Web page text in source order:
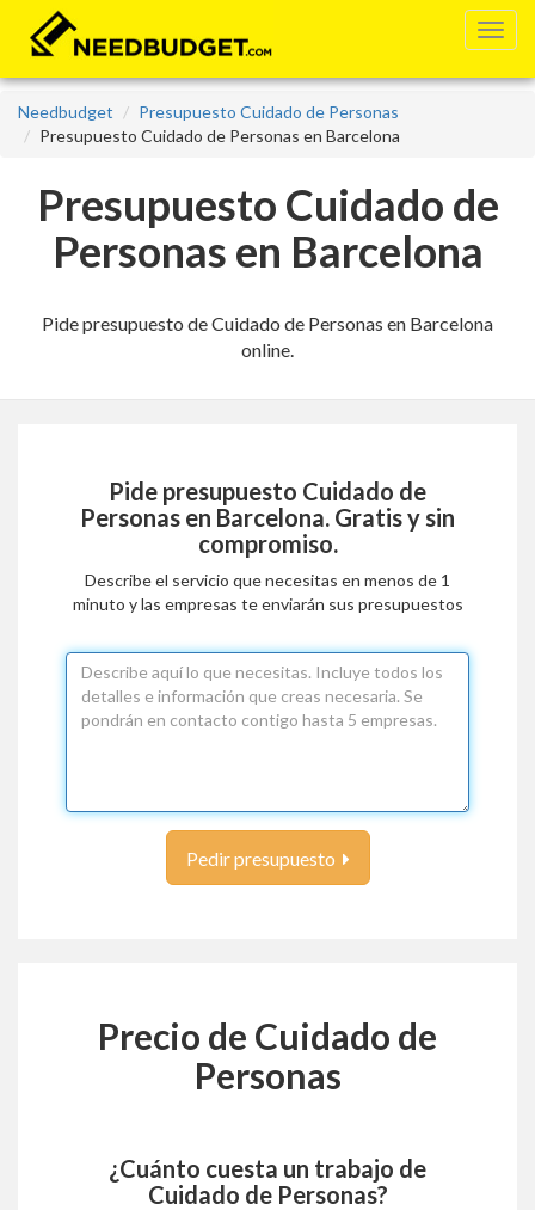
Needbudget
Presupuesto Cuidado de Personas
Presupuesto Cuidado de Personas en Barcelona
Presupuesto Cuidado de
Personas en Barcelona
Pide presupuesto de Cuidado de Personas en Barcelona
online.
Pide presupuesto Cuidado de
Personas en Barcelona. Gratis y sin
compromiso.
Describe el servicio que necesitas en menos de 1
minuto y las empresas te enviarán sus presupuestos
Pedir presupuesto
Precio de Cuidado de
Personas
¿Cuánto cuesta un trabajo de
Cuidado de Personas?